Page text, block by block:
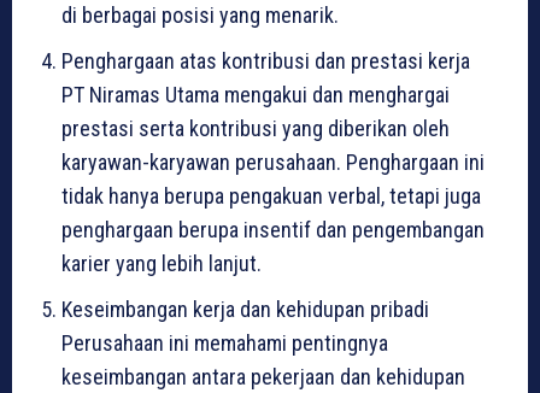
di berbagai posisi yang menarik.
Penghargaan atas kontribusi dan prestasi kerja
PT Niramas Utama mengakui dan menghargai
prestasi serta kontribusi yang diberikan oleh
karyawan-karyawan perusahaan. Penghargaan ini
tidak hanya berupa pengakuan verbal, tetapi juga
penghargaan berupa insentif dan pengembangan
karier yang lebih lanjut.
Keseimbangan kerja dan kehidupan pribadi
Perusahaan ini memahami pentingnya
keseimbangan antara pekerjaan dan kehidupan